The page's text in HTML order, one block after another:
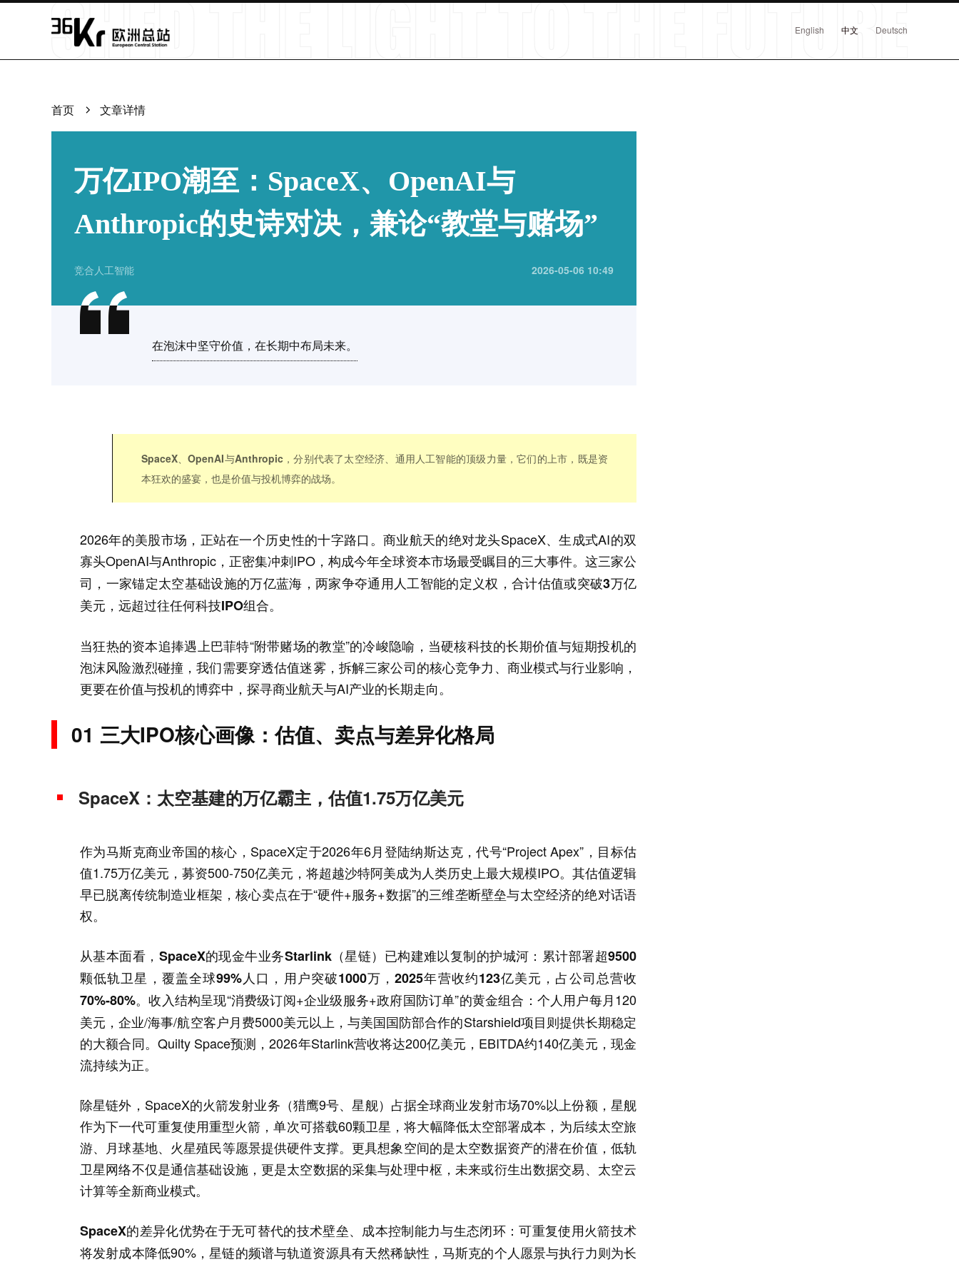
English 中文 Deutsch
首页 文章详情
万亿IPO潮至：SpaceX、OpenAI与
Anthropic的史诗对决，兼论“教堂与赌场”
竞合人工智能 2026-05-06 10:49
在泡沫中坚守价值，在长期中布局未来。
SpaceX、OpenAI与Anthropic，分别代表了太空经济、通用人工智能的顶级力量，它们的上市，既是资
本狂欢的盛宴，也是价值与投机博弈的战场。
2026年的美股市场，正站在一个历史性的十字路口。商业航天的绝对龙头SpaceX、生成式AI的双
寡头OpenAI与Anthropic，正密集冲刺IPO，构成今年全球资本市场最受瞩目的三大事件。 这三家公
司，一家锚定太空基础设施的万亿蓝海，两家争夺通用人工智能的定义权，合计估值或突破3万亿
美元，远超过往任何科技IPO组合。
当狂热的资本追捧遇上巴菲特“附带赌场的教堂”的冷峻隐喻，当硬核科技的长期价值与短期投机的
泡沫风险激烈碰撞，我们需要穿透估值迷雾，拆解三家公司的核心竞争力、商业模式与行业影响，
更要在价值与投机的博弈中，探寻商业航天与AI产业的长期走向。
01 三大IPO核心画像：估值、卖点与差异化格局
SpaceX：太空基建的万亿霸主，估值1.75万亿美元
作为马斯克商业帝国的核心，SpaceX定于2026年6月登陆纳斯达克，代号“Project Apex”，目标估
值1.75万亿美元，募资500-750亿美元，将超越沙特阿美成为人类历史上最大规模IPO。其估值逻辑
早已脱离传统制造业框架，核心卖点在于“硬件+服务+数据”的三维垄断壁垒与太空经济的绝对话语
权。
从基本面看，SpaceX的现金牛业务Starlink（星链）已构建难以复制的护城河：累计部署超9500
颗低轨卫星，覆盖全球99%人口，用户突破1000万，2025年营收约123亿美元，占公司总营收
70%-80%。收入结构呈现“消费级订阅+企业级服务+政府国防订单”的黄金组合：个人用户每月120
美元，企业/海事/航空客户月费5000美元以上，与美国国防部合作的Starshield项目则提供长期稳定
的大额合同。Quilty Space预测，2026年Starlink营收将达200亿美元，EBITDA约140亿美元，现金
流持续为正。
除星链外，SpaceX的火箭发射业务（猎鹰9号、星舰）占据全球商业发射市场70%以上份额，星舰
作为下一代可重复使用重型火箭，单次可搭载60颗卫星，将大幅降低太空部署成本，为后续太空旅
游、月球基地、火星殖民等愿景提供硬件支撑。更具想象空间的是太空数据资产的潜在价值，低轨
卫星网络不仅是通信基础设施，更是太空数据的采集与处理中枢，未来或衍生出数据交易、太空云
计算等全新商业模式。
SpaceX的差异化优势在于无可替代的技术壁垒、成本控制能力与生态闭环 ：可重复使用火箭技术
将发射成本降低90%，星链的频谱与轨道资源具有天然稀缺性，马斯克的个人愿景与执行力则为长